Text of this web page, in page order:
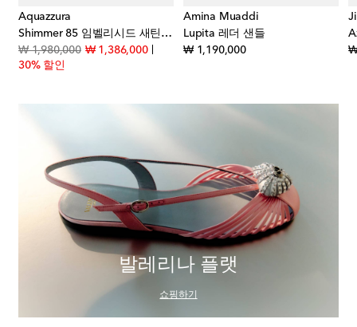
Aquazzura
Shimmer 85 임벨리시드 새틴 샌들
₩ 1,980,000original price
₩ 1,386,000discount price
30% 할인
Amina Muaddi
Lupita 레더 샌들
₩ 1,190,000original price
₩
price
발레리나 플랫
쇼핑하기